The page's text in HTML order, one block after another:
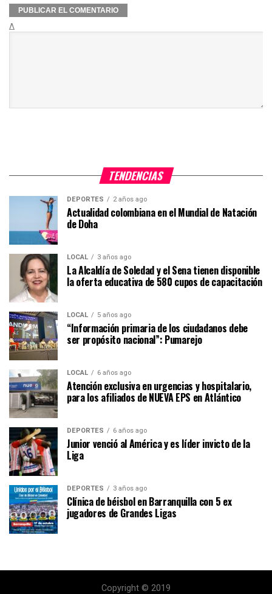
Δ
TENDENCIAS
DEPORTES 2 años ago
Actualidad colombiana en el Mundial de Natación
de Doha
LOCAL 3 años ago
La Alcaldía de Soledad y el Sena tienen disponible
la oferta educativa de 580 cupos de capacitación
LOCAL 5 años ago
“Información primaria de los ciudadanos debe
ser propósito nacional”: Pumarejo
LOCAL 6 años ago
Atención exclusiva en urgencias y hospitalario,
para los afiliados de NUEVA EPS en Atlántico
DEPORTES 6 años ago
Junior venció al América y es líder invicto de la
Liga
DEPORTES 3 años ago
Clínica de béisbol en Barranquilla con 5 ex
jugadores de Grandes Ligas
Copyright © 2019